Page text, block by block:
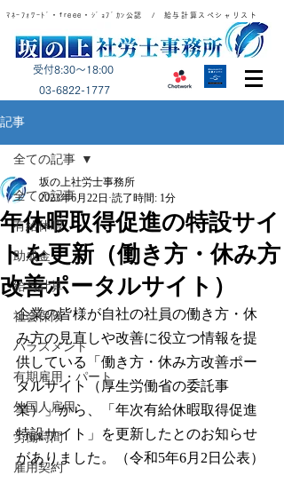
ﾏﾈｰﾌｫﾜｰﾄﾞ・freee・ｼﾞｮﾌﾞｶﾝ公認 / 給与計算スペシャリスト
受付8:30～18:00
​03-6822-1777
記事
全ての記事
有給休暇
助成金
給与計算
社会保険
ハラスメント
有期雇用・パート
外国人雇用
労働時間
雇用契約
全ての記事
年休暇取得促進の特設サイ
トを更新（働き方・休み方
改善ポータルサイト）
坂の上社労士事務所
2023年6月22日 読了時間: 1分
企業の皆様が自社の社員の働き方・休
み方の見直しや改善に役立つ情報を提
供している「働き方・休み方改善ポー
タルサイト（厚生労働省の委託事
業）」から、「年次有給休暇取得促進
特設サイト」を更新したとのお知らせ
がありました。（令和5年6月2日公表）